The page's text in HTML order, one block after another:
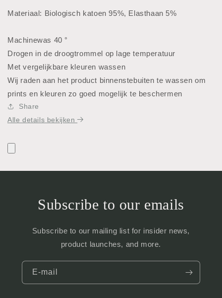
Materiaal: Biologisch katoen 95%, Elasthaan 5%
Machinewas 40 °
Drogen in de droogtrommel op lage temperatuur
Met vergelijkbare kleuren wassen
Wij raden aan het product binnenstebuiten te wassen om
prints en kleuren zo goed mogelijk te beschermen
Share
Alle details bekijken
Subscribe to our emails
Subscribe to our mailing list for insider news,
product launches, and more.
E‑mail